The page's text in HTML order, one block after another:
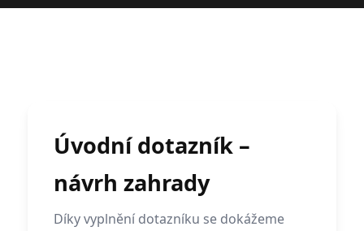
Úvodní dotazník –
návrh zahrady
Díky vyplnění dotazníku se dokážeme